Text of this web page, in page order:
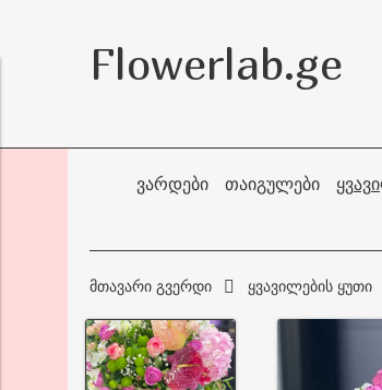
Flowerlab.ge
ᲕᲐᲠᲓᲔᲑᲘ ᲗᲐᲘᲒᲣᲚᲔᲑᲘ
მთავარი გვერდი ყვავილების ყუთი